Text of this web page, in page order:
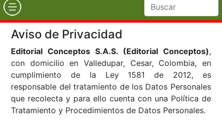
Aviso de Privacidad
Editorial Conceptos S.A.S. (Editorial Conceptos),
con domicilio en Valledupar, Cesar, Colombia, en
cumplimiento de la Ley 1581 de 2012, es
responsable del tratamiento de los Datos Personales
que recolecta y para ello cuenta con una Política de
Tratamiento y Procedimientos de Datos Personales.